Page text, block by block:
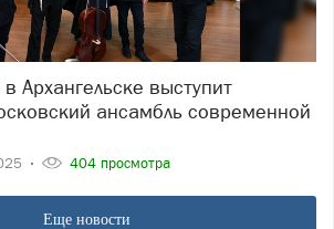
ансамбль современной
404 просмотра
Еще новости